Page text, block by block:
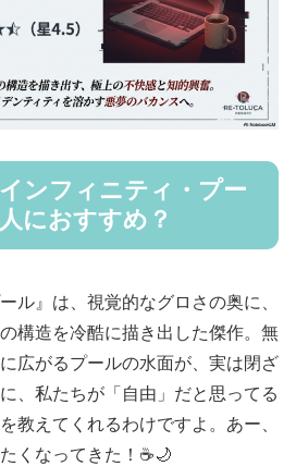
ンフィニティ・プー
におすすめ？
ル』は、視覚的なグロさの奥に、
構造を冷酷に描き出した傑作。無
広がるプールの水面が、実は閉ざ
、私たちが「自由」だと思ってる
教えてくれるわけですよ。あー、
くなってきた！☕🌙